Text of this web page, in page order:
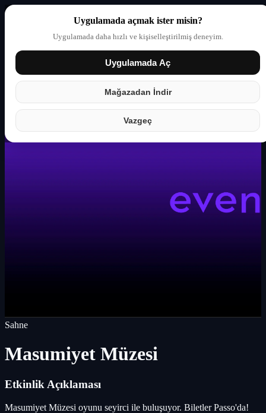
Uygulamada açmak ister misin?
Uygulamada daha hızlı ve kişiselleştirilmiş deneyim.
Uygulamada Aç
Mağazadan İndir
Vazgeç
Giriş yap Partner
Sahne
Masumiyet Müzesi
Etkinlik Açıklaması
Masumiyet Müzesi oyunu seyirci ile buluşuyor. Biletler Passo'da!